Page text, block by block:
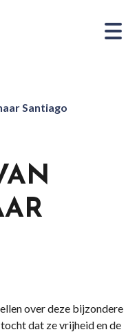
Santiago
over deze bijzondere
dat ze vrijheid en de